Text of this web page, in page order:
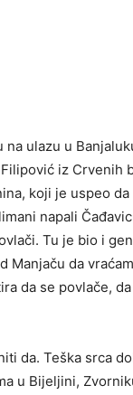
ulazu u
iz Crvenih
koji je uspeo
napali
Tu je bio i
Manjaču da
da se povlače,
da. Teška srca
u Bijeljini,